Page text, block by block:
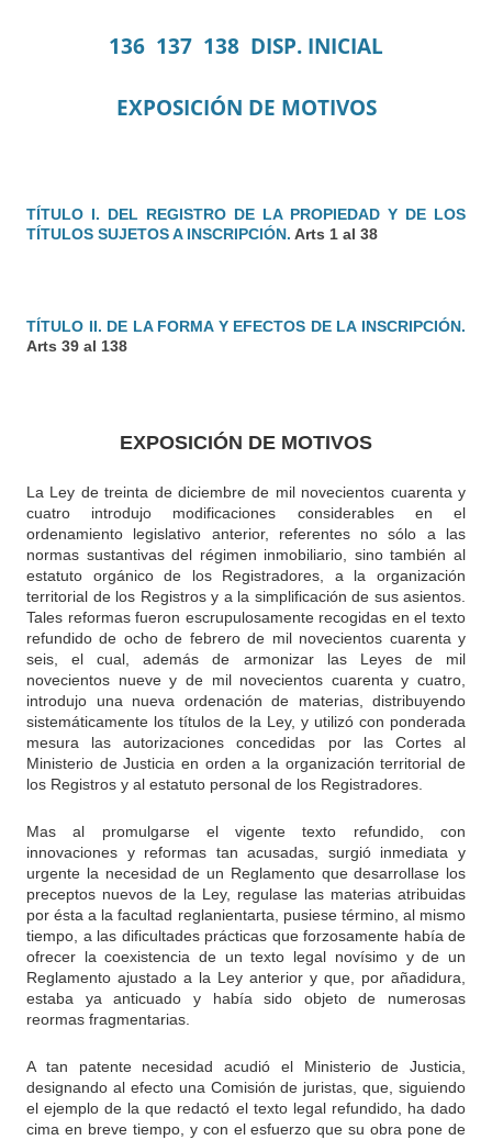
136 137 138 DISP. INICIAL
EXPOSICIÓN DE MOTIVOS
TÍTULO I. DEL REGISTRO DE LA PROPIEDAD Y DE LOS
TÍTULOS SUJETOS A INSCRIPCIÓN. Arts 1 al 38
TÍTULO II. DE LA FORMA Y EFECTOS DE LA INSCRIPCIÓN.
Arts 39 al 138
EXPOSICIÓN DE MOTIVOS
La Ley de treinta de diciembre de mil novecientos cuarenta y
cuatro introdujo modificaciones considerables en el
ordenamiento legislativo anterior, referentes no sólo a las
normas sustantivas del régimen inmobiliario, sino también al
estatuto orgánico de los Registradores, a la organización
territorial de los Registros y a la simplificación de sus asientos.
Tales reformas fueron escrupulosamente recogidas en el texto
refundido de ocho de febrero de mil novecientos cuarenta y
seis, el cual, además de armonizar las Leyes de mil
novecientos nueve y de mil novecientos cuarenta y cuatro,
introdujo una nueva ordenación de materias, distribuyendo
sistemáticamente los títulos de la Ley, y utilizó con ponderada
mesura las autorizaciones concedidas por las Cortes al
Ministerio de Justicia en orden a la organización territorial de
los Registros y al estatuto personal de los Registradores.
Mas al promulgarse el vigente texto refundido, con
innovaciones y reformas tan acusadas, surgió inmediata y
urgente la necesidad de un Reglamento que desarrollase los
preceptos nuevos de la Ley, regulase las materias atribuidas
por ésta a la facultad reglanientarta, pusiese término, al mismo
tiempo, a las dificultades prácticas que forzosamente había de
ofrecer la coexistencia de un texto legal novísimo y de un
Reglamento ajustado a la Ley anterior y que, por añadidura,
estaba ya anticuado y había sido objeto de numerosas
reormas fragmentarias.
A tan patente necesidad acudió el Ministerio de Justicia,
designando al efecto una Comisión de juristas, que, siguiendo
el ejemplo de la que redactó el texto legal refundido, ha dado
cima en breve tiempo, y con el esfuerzo que su obra pone de